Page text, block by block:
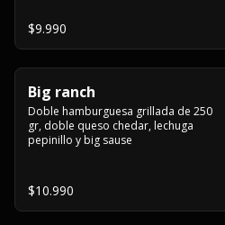
lentamente en el grill, para finalizar
todo con una envolvente salsa cristal
onion
$9.990
Big ranch
Doble hamburguesa grillada de 250
gr, doble queso chedar, lechuga
pepinillo y big sause
$10.990